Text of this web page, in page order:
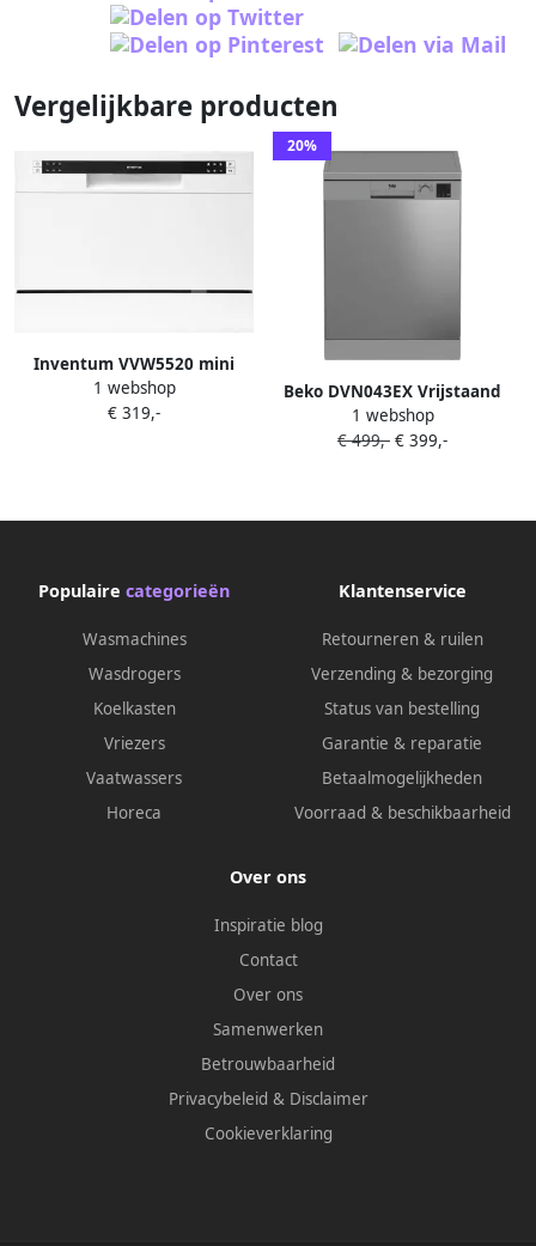
Vergelijkbare producten
Inventum VVW5520 mini
vaatwasser 6 couverts 44 cm
hoog Bestekmand 6
1 webshop
€ 319,-
20%
Beko DVN043EX Vrijstaand
vrijstaande vaatwasser
1 webshop
€ 499,- € 399,-
Populaire categorieën
Wasmachines
Wasdrogers
Koelkasten
Vriezers
Vaatwassers
Horeca
Klantenservice
Retourneren & ruilen
Verzending & bezorging
Status van bestelling
Garantie & reparatie
Betaalmogelijkheden
Voorraad & beschikbaarheid
Over ons
Inspiratie blog
Contact
Over ons
Samenwerken
Betrouwbaarheid
Privacybeleid & Disclaimer
Cookieverklaring